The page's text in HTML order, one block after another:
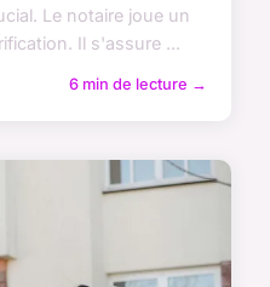
Le notaire joue un
Il s'assure ...
6 min de lecture →